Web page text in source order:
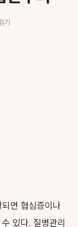
면 협심증이나
있다. 질병관리